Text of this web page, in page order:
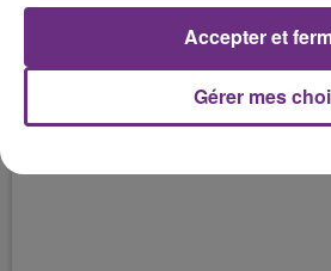
MARTIN D'ABLOIS -
Gérer mes
Accepter et